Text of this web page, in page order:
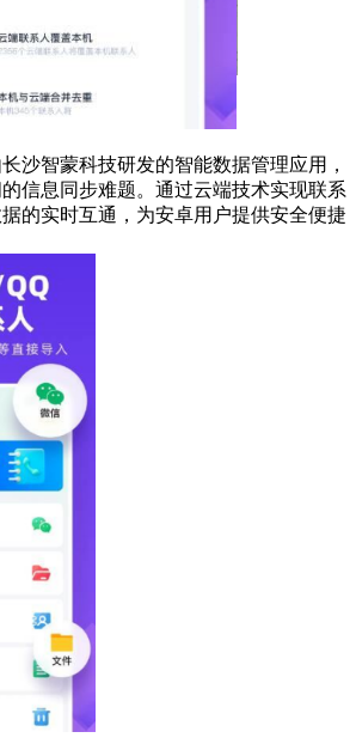
沙智蒙科技研发的智能数据管理应用，
信息同步难题。通过云端技术实现联系
的实时互通，为安卓用户提供安全便捷